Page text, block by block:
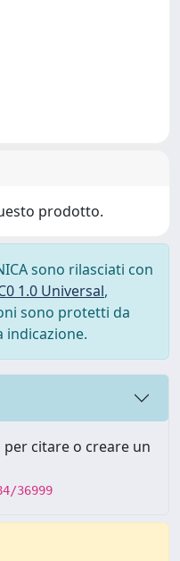
prodotto.
sono rilasciati con
1.0 Universal,
sono protetti da
indicazione.
citare o creare un
36999